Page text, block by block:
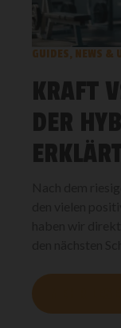
GUIDES, NEWS &
KRAFT
DER